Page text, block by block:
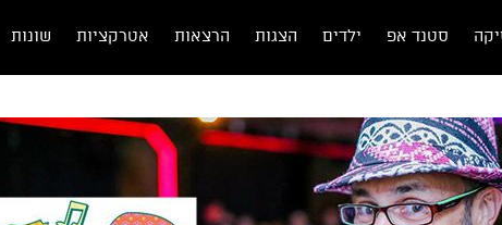
סטנד אפ ילדים הצגות הרצאות אטרקציות שונות